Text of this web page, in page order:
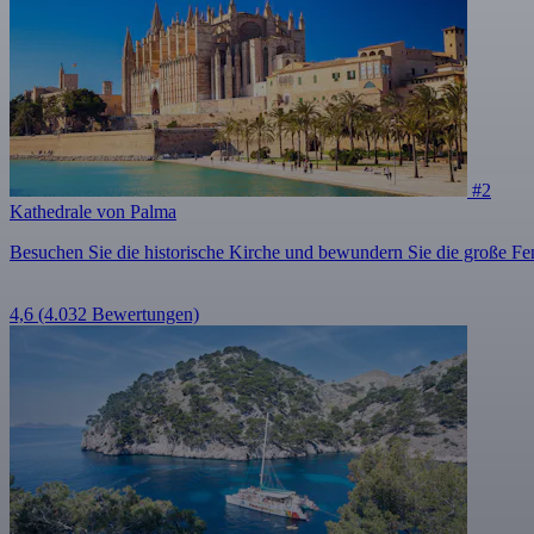
#2
Kathedrale von Palma
Besuchen Sie die historische Kirche und bewundern Sie die große
4,6 (4.032 Bewertungen)